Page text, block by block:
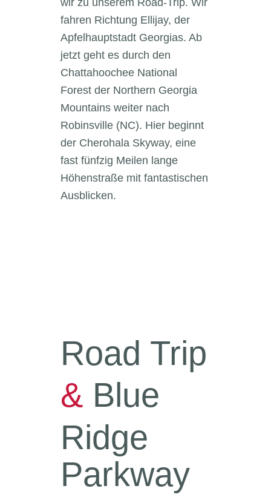
fahren Richtung Ellijay, der
Apfelhauptstadt Georgias. Ab
jetzt geht es durch den
Chattahoochee National
Forest der Northern Georgia
Mountains weiter nach
Robinsville (NC). Hier beginnt
der Cherohala Skyway, eine
fast fünfzig Meilen lange
Höhenstraße mit fantastischen
Ausblicken.
Road Trip
& Blue
Ridge
Parkway